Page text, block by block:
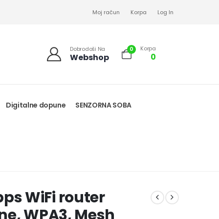
Moj račun Korpa Log In
Dobrodoši Na
Webshop
0 Korpa
0
Digitalne dopune SENZORNA SOBA
WiFi router